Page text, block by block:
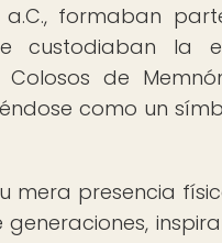
formaban
custodiaban la
de
como un
mera presencia